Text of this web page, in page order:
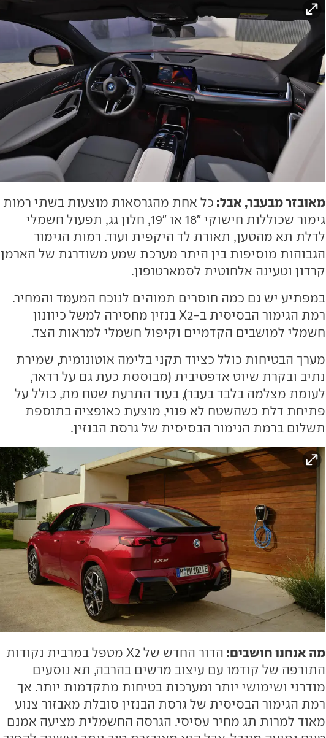
מאובזר מבעבר, אבל: כל אחת מהגרסאות מוצעות בשתי רמות
גימור שכוללות חישוקי "18 או "19, חלון גג, תפעול חשמלי
לדלת תא מהטען, תאורת לד היקפית ועוד. רמות הגימור
הגבוהות מוסיפות בין היתר מערכת שמע משודרגת של הארמן
קרדון וטעינה אלחוטית לסמארטופון.
במפתיע יש גם כמה חוסרים תמוהים לנוכח המעמד והמחיר.
רמת הגימור הבסיסית ב-X2 בנזין מחסירה למשל כיוונון
חשמלי למושבים הקדמיים וקיפול חשמלי למראות הצד.
מערך הבטיחות כולל כציוד תקני בלימה אוטונומית, שמירת
נתיב ובקרת שיוט אדפטיבית (מבוססת כעת גם על רדאר,
לעומת מצלמה בלבד בעבר), בעוד התרעת שטח מת, כולל על
פתיחת דלת כשהשטח לא פנוי, מוצעת כאופציה בתוספת
תשלום ברמת הגימור הבסיסית של גרסת הבנזין.
מה אנחנו חושבים:
הדור החדש של X2 מטפל במרבית נקודות
התורפה של קודמו עם עיצוב מרשים בהרבה, תא נוסעים
מודרני ושימושי יותר ומערכות בטיחות מתקדמות יותר. אך
רמת הגימור הבסיסית של גרסת הבנזין סובלת מאבזור צנוע
מאוד למרות תג מחיר עסיסי. הגרסה החשמלית מציעה אמנם